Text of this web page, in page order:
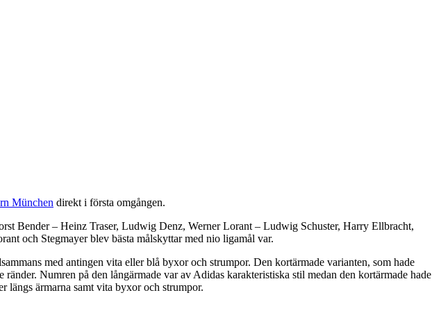
München direkt i första omgången.
Bender – Heinz Traser, Ludwig Denz, Werner Lorant – Ludwig Schuster, Harry Ellbracht,
och Stegmayer blev bästa målskyttar med nio ligamål var.
med antingen vita eller blå byxor och strumpor. Den kortärmade varianten, som hade
Numren på den långärmade var av Adidas karakteristiska stil medan den kortärmade hade
längs ärmarna samt vita byxor och strumpor.